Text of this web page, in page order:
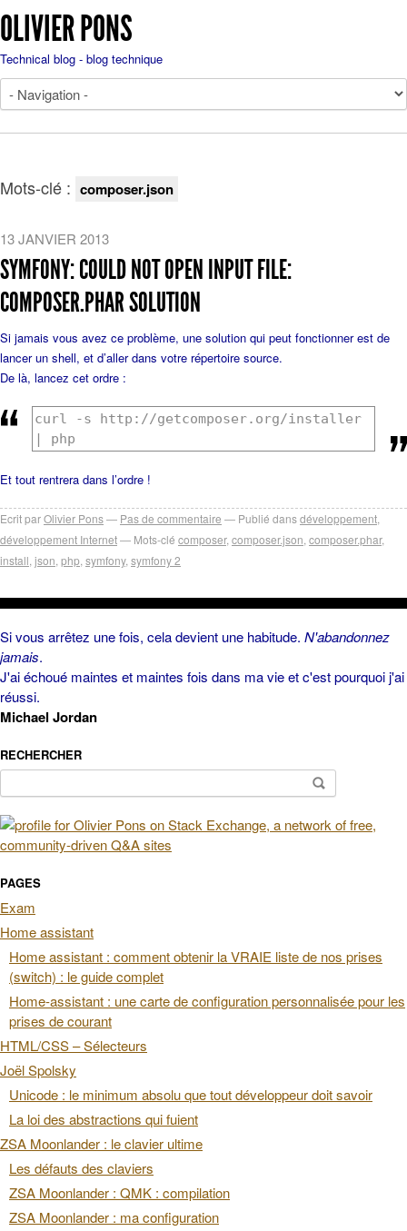
OLIVIER PONS
Technical blog - blog technique
Mots-clé : composer.json
13 JANVIER 2013
SYMFONY: COULD NOT OPEN INPUT FILE:
COMPOSER.PHAR SOLUTION
Si jamais vous avez ce problème, une solution qui peut fonctionner est de
lancer un shell, et d’aller dans votre répertoire source.
De là, lancez cet ordre :
curl -s http://getcomposer.org/installer
| php
Et tout rentrera dans l’ordre !
Ecrit parOlivier Pons Pas de commentaire Publié dansdéveloppement
développement Internet
Mots-clé composer, composer.json composer.phar,
install json php symfony, symfony 2
Si vous arrêtez une fois, cela devient une habitude. N'abandonnez
jamais.
J'ai échoué maintes et maintes fois dans ma vie et c'est pourquoi j'ai
réussi.
Michael Jordan
RECHERCHER
PAGES
Exam
Home assistant
Home assistant : comment obtenir la VRAIE liste de nos prises
(switch) : le guide complet
Home-assistant : une carte de configuration personnalisée pour les
prises de courant
HTML/CSS – Sélecteurs
Joël Spolsky
Unicode : le minimum absolu que tout développeur doit savoir
La loi des abstractions qui fuient
ZSA Moonlander : le clavier ultime
Les défauts des claviers
ZSA Moonlander : QMK : compilation
ZSA Moonlander : ma configuration